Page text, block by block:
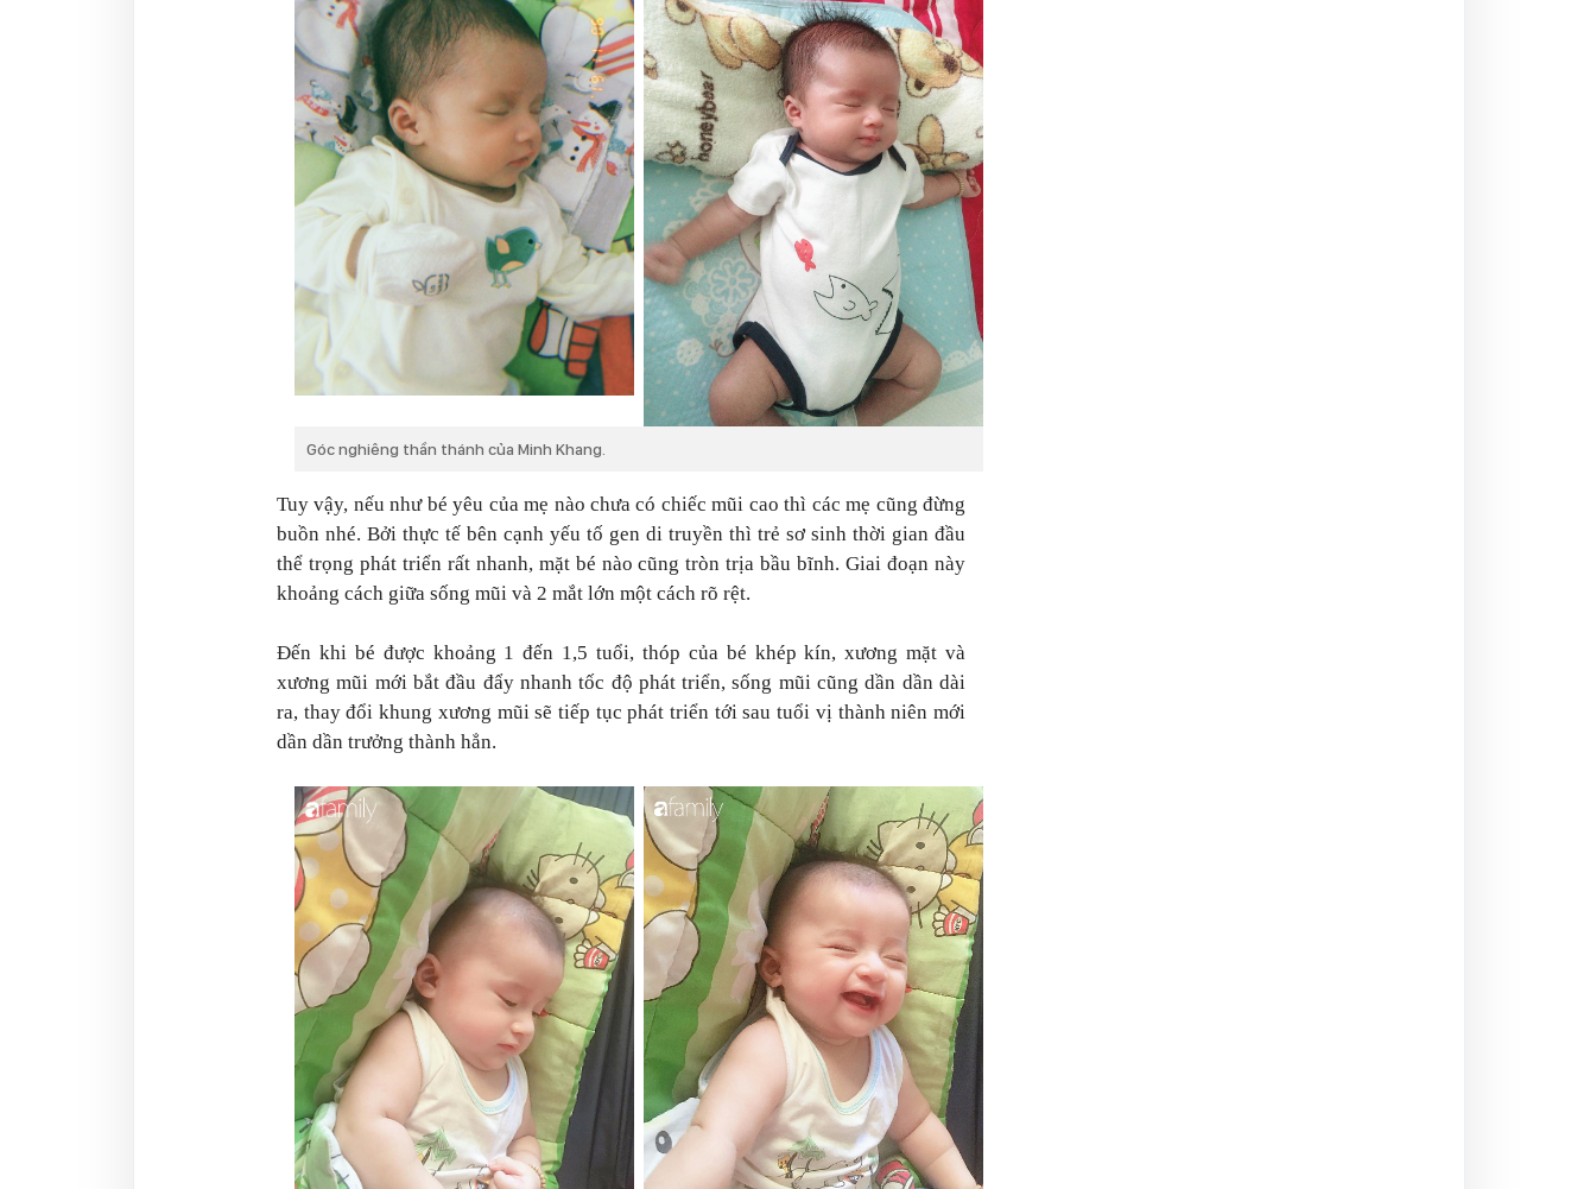
Góc nghiêng thần thánh của Minh Khang.
Tuy vậy, nếu như bé yêu của mẹ nào chưa có chiếc mũi cao thì các mẹ cũng đừng
buồn nhé. Bởi thực tế bên cạnh yếu tố gen di truyền thì trẻ sơ sinh thời gian đầu
thể trọng phát triển rất nhanh, mặt bé nào cũng tròn trịa bầu bĩnh. Giai đoạn này
khoảng cách giữa sống mũi và 2 mắt lớn một cách rõ rệt.
Đến khi bé được khoảng 1 đến 1,5 tuổi, thóp của bé khép kín, xương mặt và
xương mũi mới bắt đầu đẩy nhanh tốc độ phát triển, sống mũi cũng dần dần dài
ra, thay đổi khung xương mũi sẽ tiếp tục phát triển tới sau tuổi vị thành niên mới
dần dần trưởng thành hẳn.